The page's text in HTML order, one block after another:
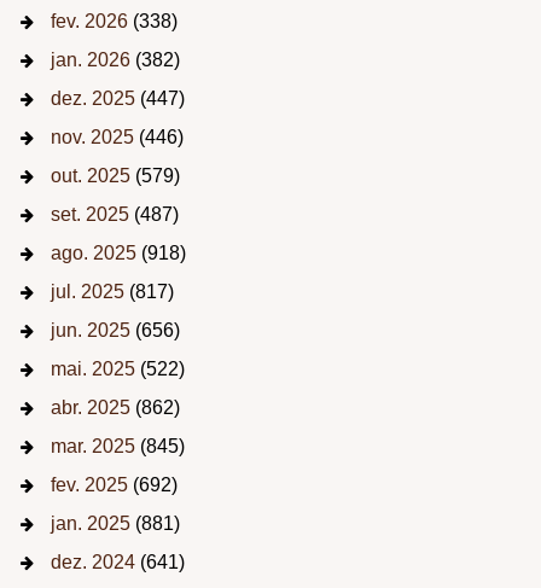
fev. 2026 (338)
jan. 2026 (382)
dez. 2025 (447)
nov. 2025 (446)
out. 2025 (579)
set. 2025 (487)
ago. 2025 (918)
jul. 2025 (817)
jun. 2025 (656)
mai. 2025 (522)
abr. 2025 (862)
mar. 2025 (845)
fev. 2025 (692)
jan. 2025 (881)
dez. 2024 (641)